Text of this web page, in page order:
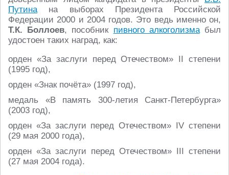
Путинана выборах Президента Российской
Федерации 2000 и 2004 годов. Это ведь именно он,
Т.К. Боллоев, пособник пивного алкоголизмабыл
удостоен таких наград, как:
орден «За заслуги перед Отечеством» II степени
(1995 год),
орден «Знак почёта» (1997 год),
медаль «В память 300-летия Санкт-Петербурга»
(2003 год),
орден «За заслуги перед Отечеством» IV степени
(29 мая 2000 года),
орден «За заслуги перед Отечеством» III степени
(27 мая 2004 года).